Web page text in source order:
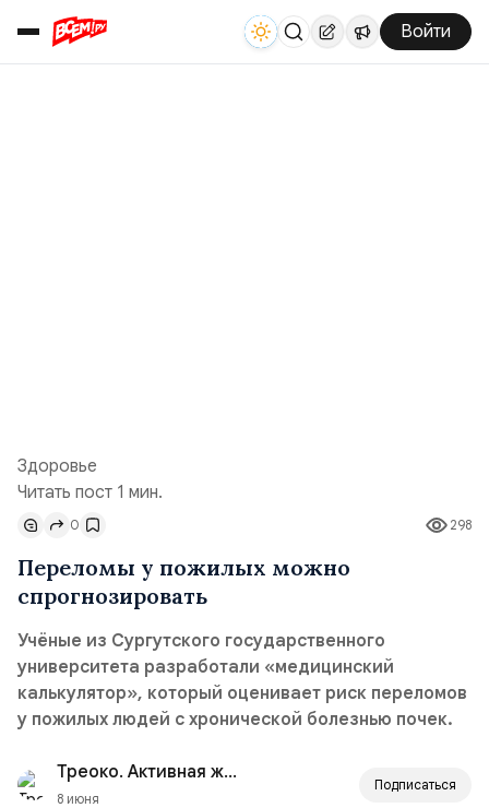
Войти
Здоровье
Читать пост 1 мин.
298
0
Переломы у пожилых можно
спрогнозировать
Учёные из Сургутского государственного
университета разработали «медицинский
калькулятор», который оценивает риск переломов
у пожилых людей с хронической болезнью почек.
Треоко. Активная жизнь
8 июня
Подписаться